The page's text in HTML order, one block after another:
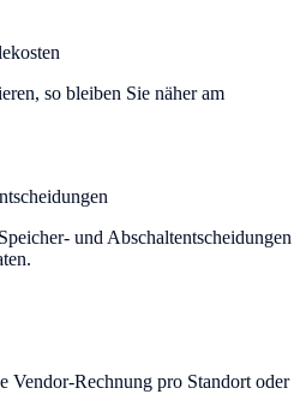
so bleiben Sie näher am
und Abschaltentscheidungen
Vendor-Rechnung pro Standort oder